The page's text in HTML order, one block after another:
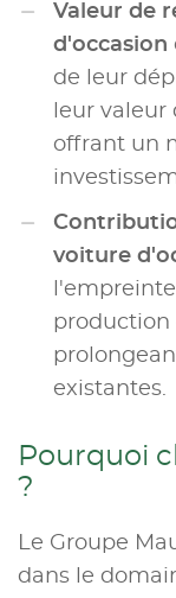
Valeur de
d'occasion
de leur
leur valeur
offrant un
voiture
production
existantes.
Pourquoi
?
Le Groupe
dans le